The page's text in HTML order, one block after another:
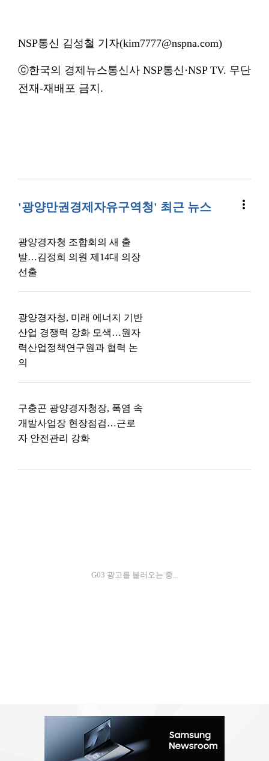
NSP통신 김성철 기자(kim7777@nspna.com)
ⓒ한국의 경제뉴스통신사 NSP통신·NSP TV. 무단
전재-재배포 금지.
'광양만권경제자유구역청' 최근 뉴스 more_vert
광양경자청 조합회의 새 출
발…김정희 의원 제14대 의장
선출
광양경자청, 미래 에너지 기반
산업 경쟁력 강화 모색…원자
력산업정책연구원과 협력 논
의
구충곤 광양경자청장, 폭염 속
개발사업장 현장점검…근로
자 안전관리 강화
G03 광고를 불러오는 중...